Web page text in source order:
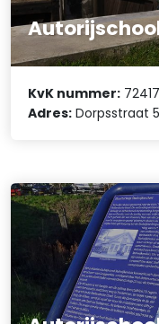
KvK nummer:
Adres: Dorpsstraat